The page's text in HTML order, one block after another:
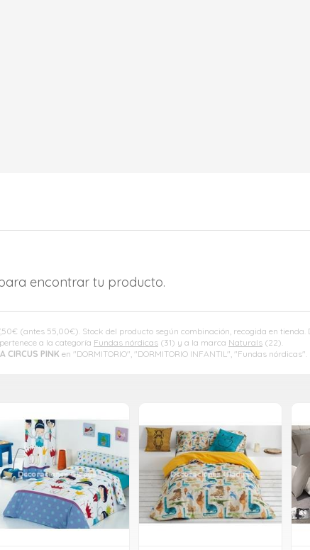
€ (antes 55,00€). Stock del producto según combinación, recogida en
pertenece a la categoría Fundas nórdicas (31) y a la marca Naturals (22).
CIRCUS PINK en "DORMITORIO", "DORMITORIO INFANTIL", "Fundas nórdicas".
encontrar tu producto.